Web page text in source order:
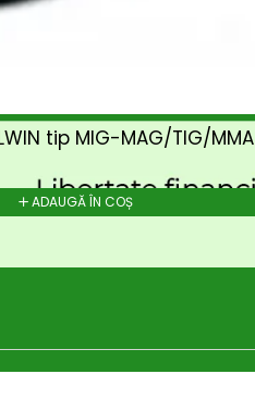
tip MIG-MAG/TIG/MMA
ADAUGĂ ÎN COȘ